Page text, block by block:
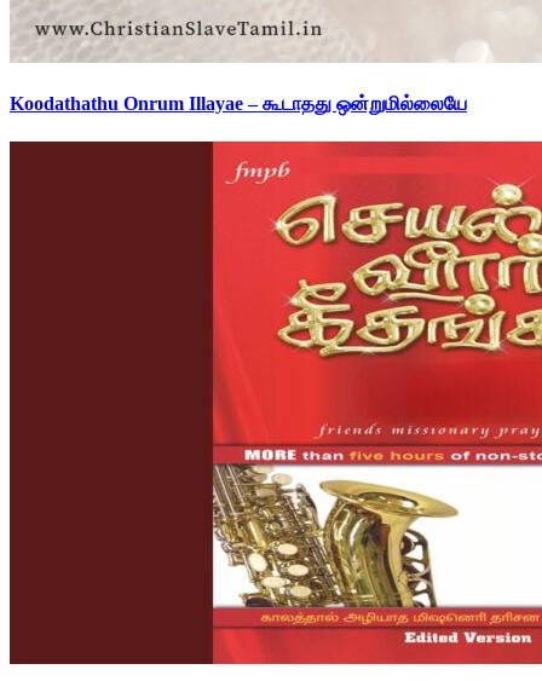
Koodathathu Onrum Illayae – கூடாதது ஒன்றுமில்லையே